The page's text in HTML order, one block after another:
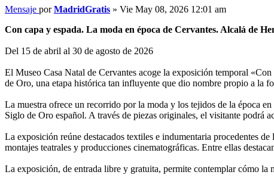
Mensaje porMadridGratis » Vie May 08, 2026 12:01 am
Con capa y espada. La moda en época de Cervantes. Alcalá de
Del 15 de abril al 30 de agosto de 2026
El Museo Casa Natal de Cervantes acoge la exposición temporal
de Oro, una etapa histórica tan influyente que dio nombre propio a la
La muestra ofrece un recorrido por la moda y los tejidos de la época
Siglo de Oro español. A través de piezas originales, el visitante podrá
La exposición reúne destacados textiles e indumentaria procedentes
montajes teatrales y producciones cinematográficas. Entre ellas
La exposición, de entrada libre y gratuita, permite contemplar cómo